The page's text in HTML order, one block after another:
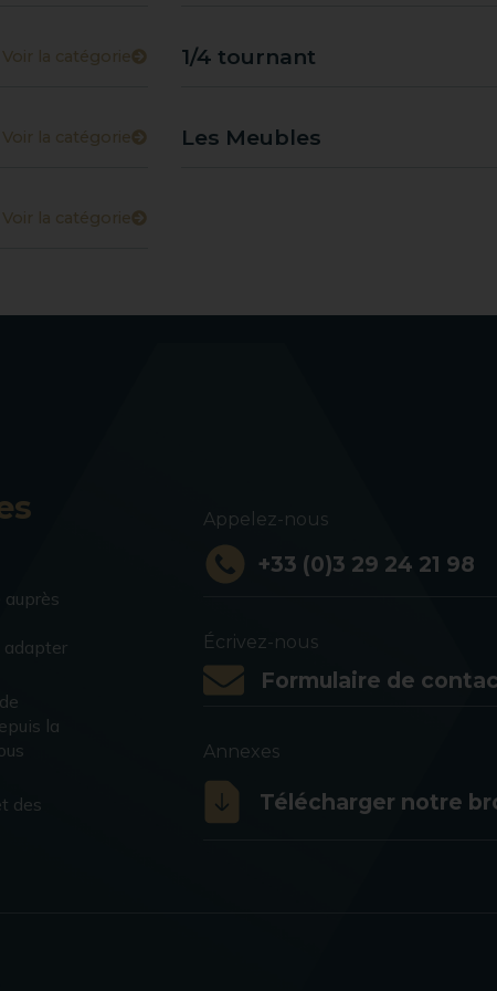
Voir la catégorie 1/4 tournant
Voir la catégorie Les Meubles
Voir la catégorie
adapter
la
des
Appelez-nous
+33 (0)3 29 24 21 98
Écrivez-nous
Formulaire de
Annexes
Télécharger notre